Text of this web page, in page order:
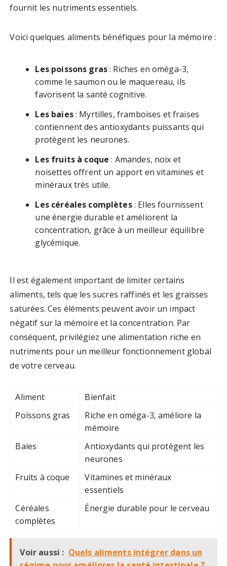
fournit les nutriments essentiels.
Voici quelques aliments bénéfiques pour la mémoire :
Les poissons gras: Riches en oméga-3,
comme le saumon ou le maquereau, ils
favorisent la santé cognitive.
Les baies: Myrtilles, framboises et fraises
contiennent des antioxydants puissants qui
protègent les neurones.
Les fruits à coque : Amandes, noix et
noisettes offrent un apport en vitamines et
minéraux très utile.
Les céréales complètes: Elles fournissent
une énergie durable et améliorent la
concentration, grâce à un meilleur équilibre
glycémique.
Il est également important de limiter certains
aliments, tels que les sucres raffinés et les graisses
saturées. Ces éléments peuvent avoir un impact
négatif sur la mémoire et la concentration. Par
conséquent, privilégiez une alimentation riche en
nutriments pour un meilleur fonctionnement global
de votre cerveau.
Aliment
Bienfait
Poissons gras
Riche en oméga-3, améliore la
mémoire
Baies
Antioxydants qui protègent les
neurones
Fruits à coque
Vitamines et minéraux
essentiels
Céréales
complètes
Énergie durable pour le cerveau
Voir aussi : Quels aliments intégrer dans un